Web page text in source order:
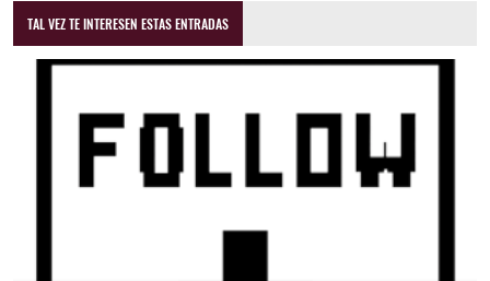
TAL VEZ TE INTERESEN ESTAS ENTRADAS